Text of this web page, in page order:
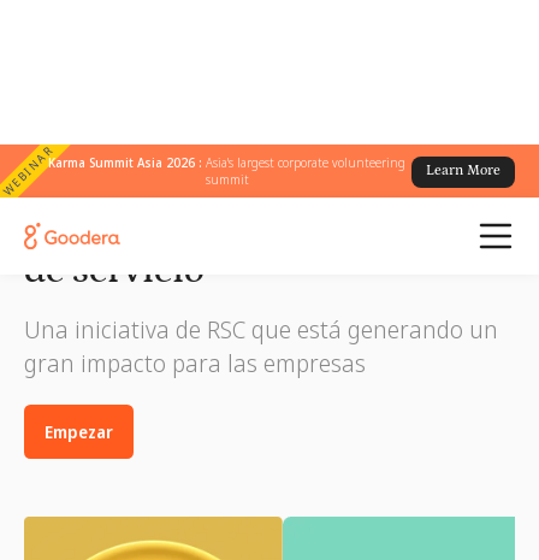
WEBINARKarma Summit Asia 2026 :Asia's largest corporate volunteering
summit
Learn More
Guía para organizar su mes
de servicio
Una iniciativa de RSC que está generando un
gran impacto para las empresas
Empezar